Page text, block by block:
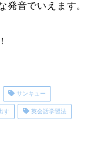
音でいえます。
サンキュー
す 英会話学習法